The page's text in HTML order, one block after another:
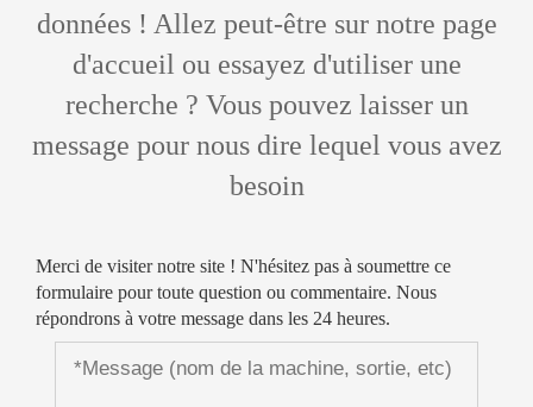
données ! Allez peut-être sur notre page
d'accueil ou essayez d'utiliser une
recherche ? Vous pouvez laisser un
message pour nous dire lequel vous avez
besoin
Merci de visiter notre site ! N'hésitez pas à soumettre ce
formulaire pour toute question ou commentaire. Nous
répondrons à votre message dans les 24 heures.